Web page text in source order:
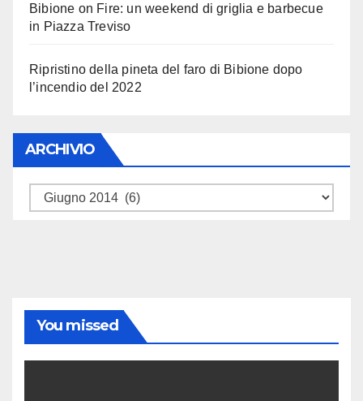
Bibione on Fire: un weekend di griglia e barbecue
in Piazza Treviso
Ripristino della pineta del faro di Bibione dopo
l’incendio del 2022
ARCHIVIO
ARCHIVIO
You missed